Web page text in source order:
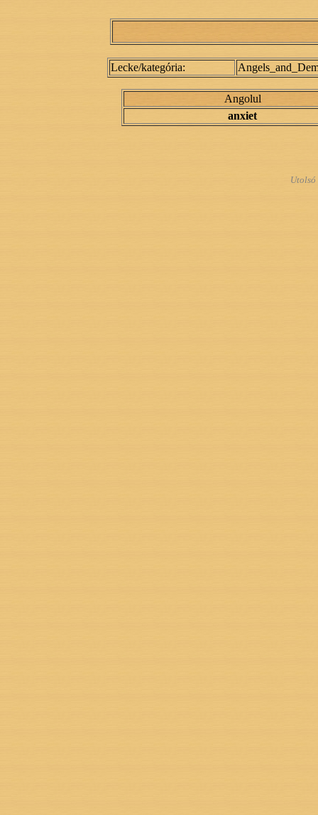
Lecke/kategória:
Angolul
anxiet